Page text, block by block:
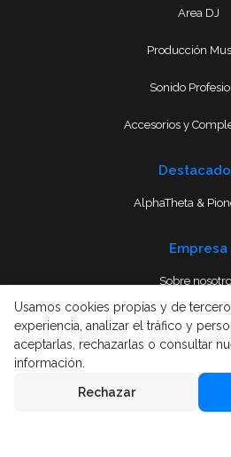
Area DJ
Producción
Sonido
Accesorios y
AlphaTheta &
Empresa
Sobre
Usamos cookies propias y de
experiencia, analizar el tráfico y
aceptarlas, rechazarlas o consultar
información.
Rechazar